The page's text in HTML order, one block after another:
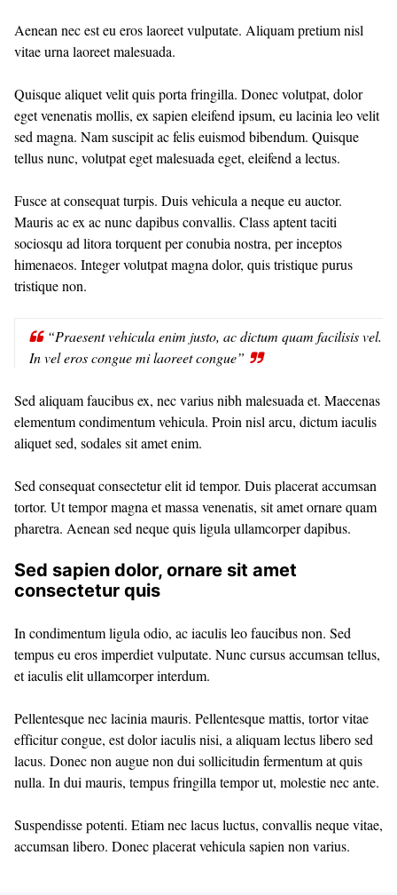
Aenean nec est eu eros laoreet vulputate. Aliquam pretium nisl
vitae urna laoreet malesuada.
Quisque aliquet velit quis porta fringilla. Donec volutpat, dolor
eget venenatis mollis, ex sapien eleifend ipsum, eu lacinia leo velit
sed magna. Nam suscipit ac felis euismod bibendum. Quisque
tellus nunc, volutpat eget malesuada eget, eleifend a lectus.
Fusce at consequat turpis. Duis vehicula a neque eu auctor.
Mauris ac ex ac nunc dapibus convallis. Class aptent taciti
sociosqu ad litora torquent per conubia nostra, per inceptos
himenaeos. Integer volutpat magna dolor, quis tristique purus
tristique non.
“Praesent vehicula enim justo, ac dictum quam facilisis vel.
In vel eros congue mi laoreet congue”
Sed aliquam faucibus ex, nec varius nibh malesuada et. Maecenas
elementum condimentum vehicula. Proin nisl arcu, dictum iaculis
aliquet sed, sodales sit amet enim.
Sed consequat consectetur elit id tempor. Duis placerat accumsan
tortor. Ut tempor magna et massa venenatis, sit amet ornare quam
pharetra. Aenean sed neque quis ligula ullamcorper dapibus.
Sed sapien dolor, ornare sit amet
consectetur quis
In condimentum ligula odio, ac iaculis leo faucibus non. Sed
tempus eu eros imperdiet vulputate. Nunc cursus accumsan tellus,
et iaculis elit ullamcorper interdum.
Pellentesque nec lacinia mauris. Pellentesque mattis, tortor vitae
efficitur congue, est dolor iaculis nisi, a aliquam lectus libero sed
lacus. Donec non augue non dui sollicitudin fermentum at quis
nulla. In dui mauris, tempus fringilla tempor ut, molestie nec ante.
Suspendisse potenti. Etiam nec lacus luctus, convallis neque vitae,
accumsan libero. Donec placerat vehicula sapien non varius.